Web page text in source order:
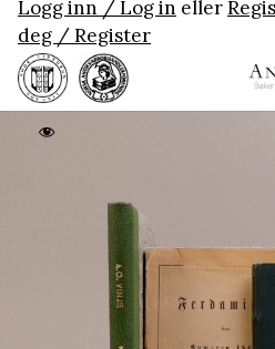
Logg inn / Log in eller
deg / Register